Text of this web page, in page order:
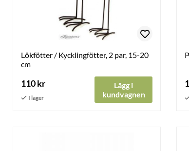
Lökfötter / Kycklingfötter, 2 par, 15-20
cm
110 kr
Lägg i
kundvagnen